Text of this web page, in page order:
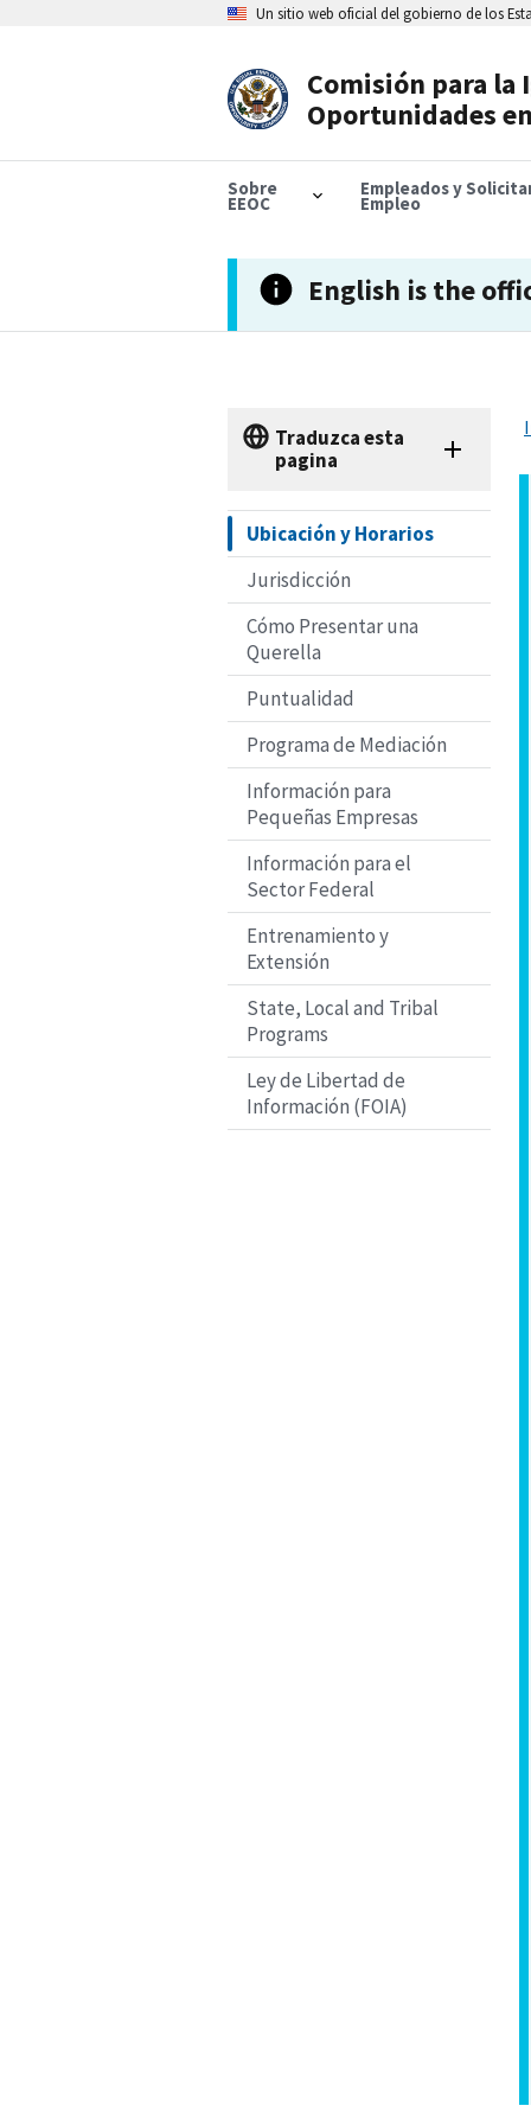
Un sitio web oficial del gobierno de los
Comisión para la
Oportunidades
Sobre
EEOC
Empleados y
Empleo
English is the
Traduzca esta
pagina
Ubicación y Horarios
Jurisdicción
Cómo Presentar una
Querella
Puntualidad
Programa de Mediación
Información para
Pequeñas Empresas
Información para el
Sector Federal
Entrenamiento y
Extensión
State, Local and Tribal
Programs
Ley de Libertad de
Información (FOIA)